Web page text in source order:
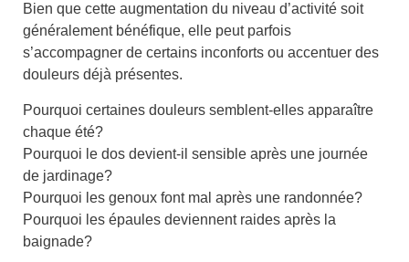
Bien que cette augmentation du niveau d’activité soit
généralement bénéfique, elle peut parfois
s’accompagner de certains inconforts ou accentuer des
douleurs déjà présentes.
Pourquoi certaines douleurs semblent-elles apparaître
chaque été?
Pourquoi le dos devient-il sensible après une journée
de jardinage?
Pourquoi les genoux font mal après une randonnée?
Pourquoi les épaules deviennent raides après la
baignade?